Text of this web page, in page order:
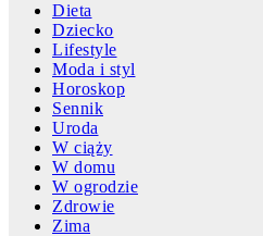
Dieta
Dziecko
Lifestyle
Moda i styl
Horoskop
Sennik
Uroda
W ciąży
W domu
W ogrodzie
Zdrowie
Zima